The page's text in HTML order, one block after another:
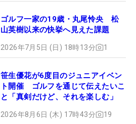
ゴルフ一家の19歳・丸尾怜央 松
山英樹以来の快挙へ見えた課題
2026年7月5日 (日) 18時13分 1
笹生優花が6度目のジュニアイベン
ト開催 ゴルフを通じて伝えたいこ
と「真剣だけど、それを楽しむ」
2026年8月6日 (木) 17時43分 19